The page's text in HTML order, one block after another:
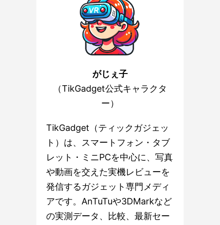
がじぇ子
（TikGadget公式キャラクタ
ー）
TikGadget（ティックガジェッ
ト）は、スマートフォン・タブ
レット・ミニPCを中心に、写真
や動画を交えた実機レビューを
発信するガジェット専門メディ
アです。AnTuTuや3DMarkなど
の実測データ、比較、最新セー